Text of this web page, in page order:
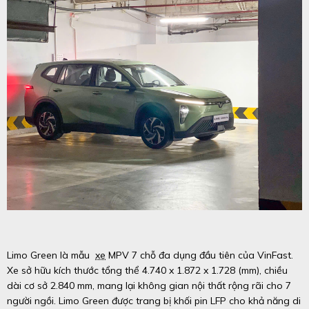
Limo Green là mẫu xe MPV 7 chỗ đa dụng đầu tiên của VinFast.
Xe sở hữu kích thước tổng thể 4.740 x 1.872 x 1.728 (mm), chiều
dài cơ sở 2.840 mm, mang lại không gian nội thất rộng rãi cho 7
người ngồi. Limo Green được trang bị khối pin LFP cho khả năng di